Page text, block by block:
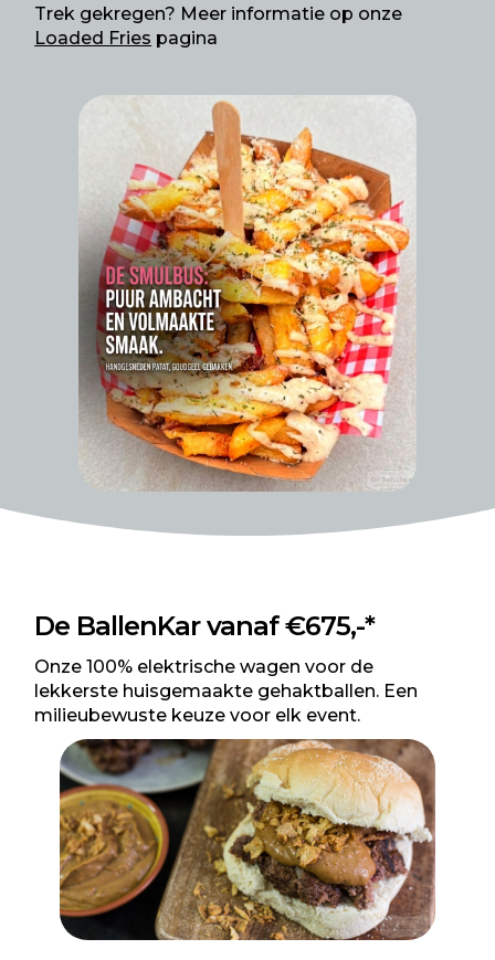
Trek gekregen? Meer informatie op onze
Loaded Fries pagina
De BallenKar vanaf €675,-*
Onze 100% elektrische wagen voor de
lekkerste huisgemaakte gehaktballen. Een
milieubewuste keuze voor elk event.